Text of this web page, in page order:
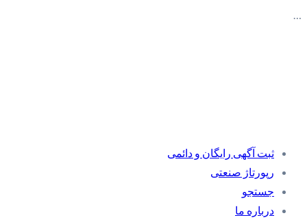
…
ثبت آگهی رایگان و دائمی
رپورتاژ صنعتی
جستجو
درباره ما